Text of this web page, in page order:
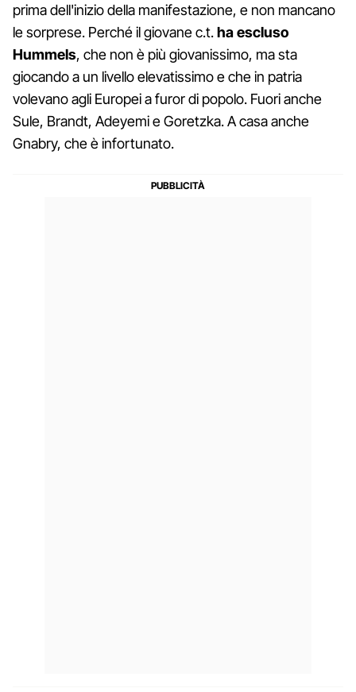
prima dell'inizio della manifestazione, e non mancano
le sorprese. Perché il giovane c.t.ha escluso
Hummels, che non è più giovanissimo, ma sta
giocando a un livello elevatissimo e che in patria
volevano agli Europei a furor di popolo. Fuori anche
Sule, Brandt, Adeyemi e Goretzka. A casa anche
Gnabry, che è infortunato.